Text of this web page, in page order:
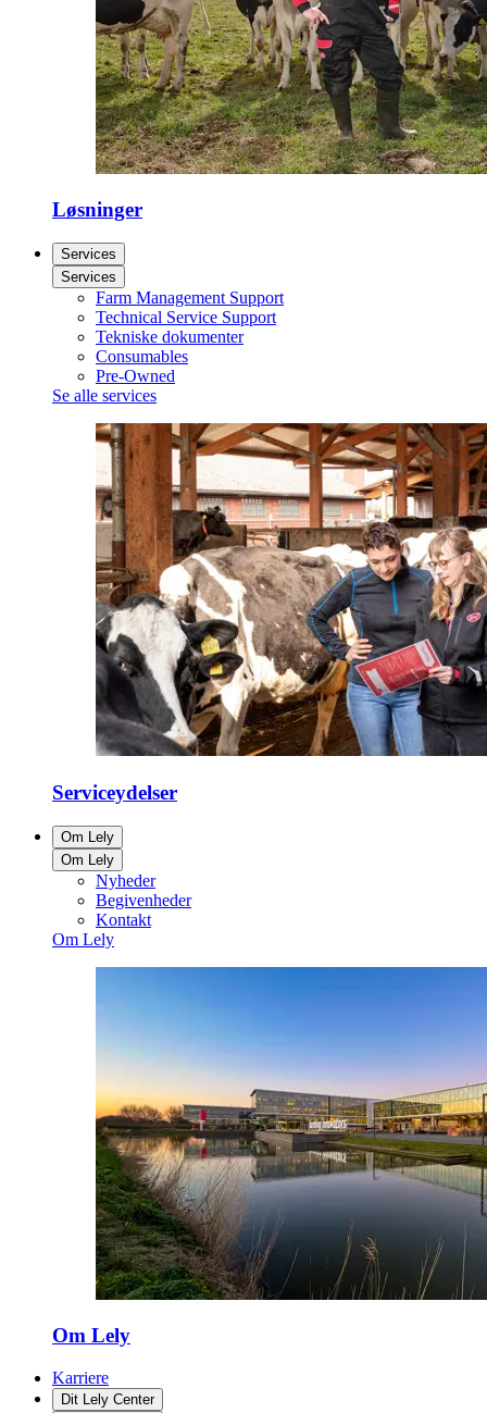
Løsninger
Services
Services
Farm Management Support
Technical Service Support
Tekniske dokumenter
Consumables
Pre-Owned
Se alle services
Serviceydelser
Om Lely
Om Lely
Nyheder
Begivenheder
Kontakt
Om Lely
Om Lely
Karriere
Dit Lely Center